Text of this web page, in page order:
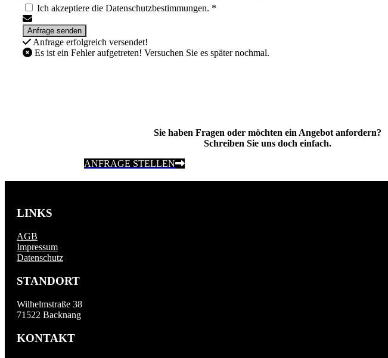
Ich akzeptiere die Datenschutzbestimmungen. *
Anfrage erfolgreich versendet!
Es ist ein Fehler aufgetreten! Versuchen Sie es später nochmal.
Sie haben Fragen oder möchten ein Angebot anfordern?
Schreiben Sie uns doch einfach.
ANFRAGE STELLEN
LINKS
AGB
Impressum
Datenschutz
STANDORT
Wilhelmstraße 38
71522 Backnang
KONTAKT